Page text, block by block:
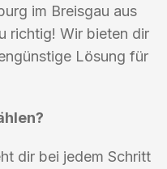
im Breisgau aus
richtig! Wir bieten dir
Lösung für
dir bei jedem Schritt